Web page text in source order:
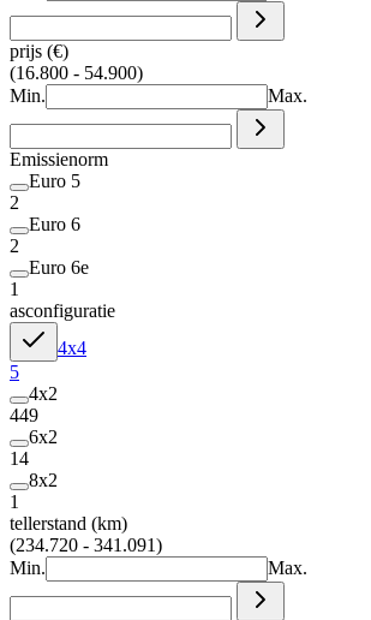
prijs (€)
(16.800 - 54.900)
Min.
Max.
Emissienorm
Euro 5
2
Euro 6
2
Euro 6e
1
asconfiguratie
4x4
5
4x2
449
6x2
14
8x2
1
tellerstand (km)
(234.720 - 341.091)
Min.
Max.